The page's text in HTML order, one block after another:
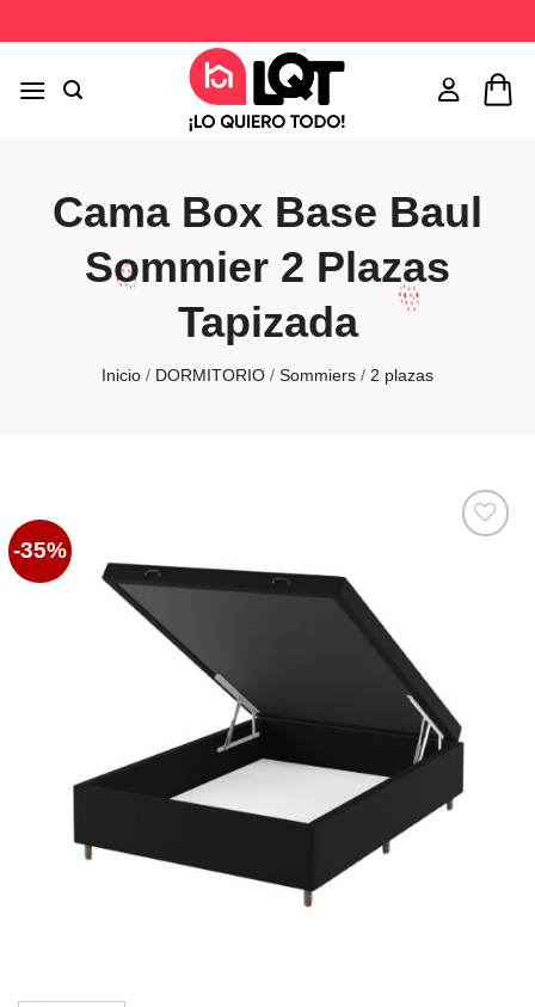
al
Cama Box Base Baul
Sommier 2 Plazas
Tapizada
Inicio / DORMITORIO / Sommiers / 2 plazas
-35%